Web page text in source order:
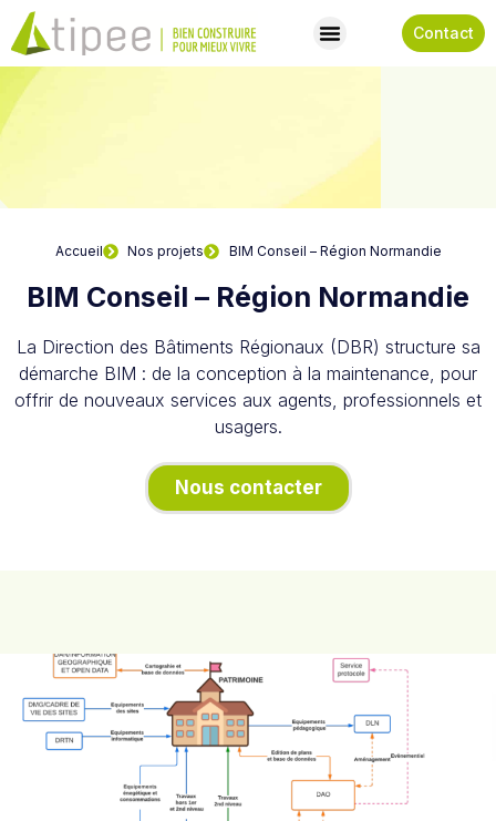
Contact
Accueil Nos projets BIM Conseil – Région Normandie
BIM Conseil – Région Normandie
La Direction des Bâtiments Régionaux (DBR) structure sa
démarche BIM : de la conception à la maintenance, pour
offrir de nouveaux services aux agents, professionnels et
usagers.
Nous contacter